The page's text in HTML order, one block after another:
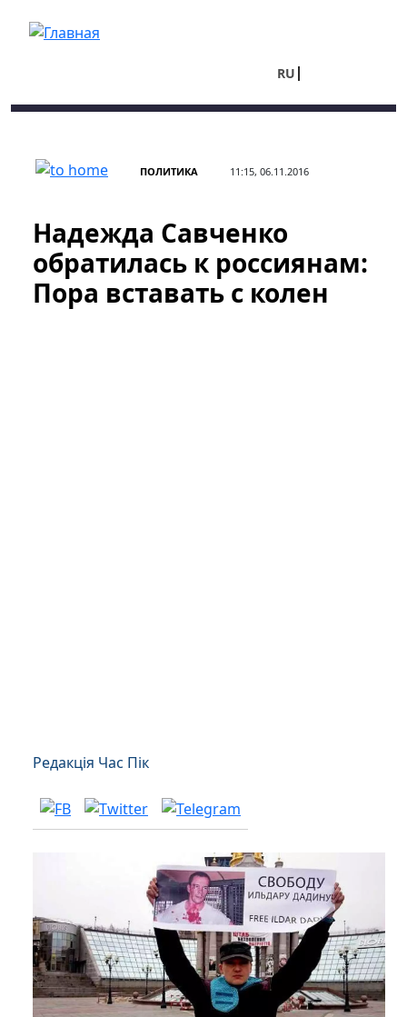
RU
ПОЛИТИКА 11:15, 06.11.2016
Надежда Савченко
обратилась к россиянам:
Пора вставать с колен
Редакція Час Пік